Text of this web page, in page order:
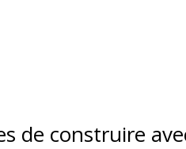
de construire